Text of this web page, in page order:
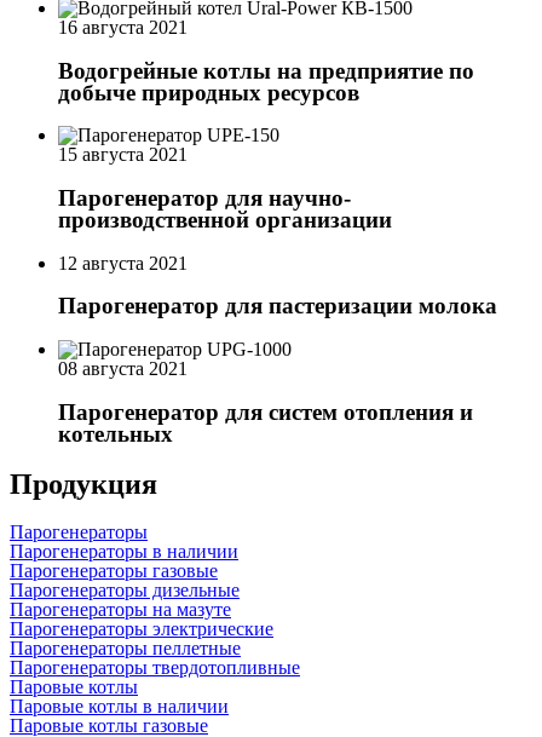
16 августа 2021
Водогрейные котлы на предприятие по
добыче природных ресурсов
15 августа 2021
Парогенератор для научно-
производственной организации
12 августа 2021
Парогенератор для пастеризации молока
08 августа 2021
Парогенератор для систем отопления и
котельных
Продукция
Парогенераторы
Парогенераторы в наличии
Парогенераторы газовые
Парогенераторы дизельные
Парогенераторы на мазуте
Парогенераторы электрические
Парогенераторы пеллетные
Парогенераторы твердотопливные
Паровые котлы
Паровые котлы в наличии
Паровые котлы газовые